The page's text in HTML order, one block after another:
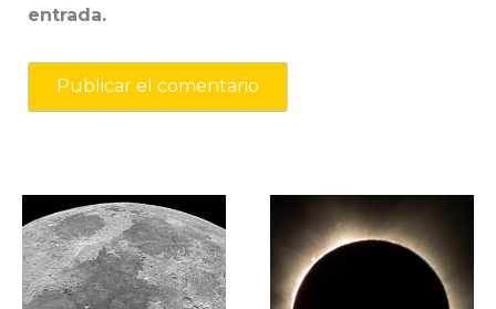
entrada.